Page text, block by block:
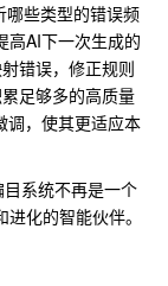
哪些类型的错误频
高AI下一次生成的
错误，修正规则
足够多的高质量
调，使其更适应本
系统不再是一个
化的智能伙伴。